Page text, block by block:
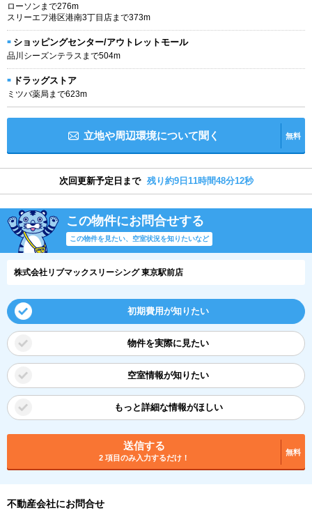
ローソンまで276m
スリーエフ港区港南3丁目店まで373m
ショッピングセンター/アウトレットモール
品川シーズンテラスまで504m
ドラッグストア
ミツバ薬局まで623m
立地や周辺環境について聞く 無料
次回更新予定日まで 残り約9日11時間48分12秒
この物件にお問合せする
この物件を見たい、空室状況を知りたいなど
株式会社リブマックスリーシング 東京駅前店
初期費用が知りたい
物件を実際に見たい
空室情報が知りたい
もっと詳細な情報がほしい
送信する
2 項目のみ入力するだけ！
無料
不動産会社にお問合せ